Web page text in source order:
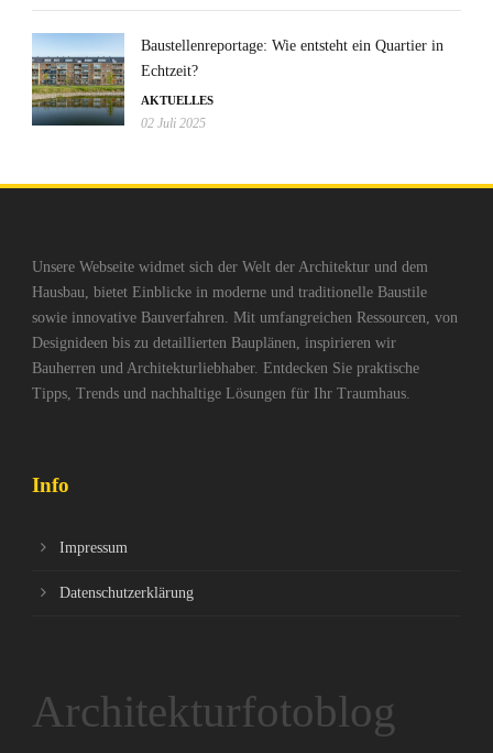
Baustellenreportage: Wie entsteht ein Quartier in
Echtzeit?
AKTUELLES
02 Juli 2025
Unsere Webseite widmet sich der Welt der Architektur und dem
Hausbau, bietet Einblicke in moderne und traditionelle Baustile
sowie innovative Bauverfahren. Mit umfangreichen Ressourcen, von
Designideen bis zu detaillierten Bauplänen, inspirieren wir
Bauherren und Architekturliebhaber. Entdecken Sie praktische
Tipps, Trends und nachhaltige Lösungen für Ihr Traumhaus.
Info
Impressum
Datenschutzerklärung
Architekturfotoblog